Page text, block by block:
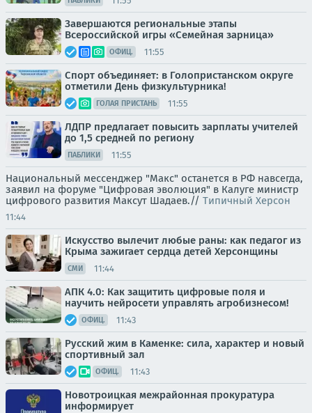
Завершаются региональные этапы
Всероссийской игры «Семейная зарница»
ОФИЦ. 11:55
Спорт объединяет: в Голопристанском округе
отметили День физкультурника!
ГОЛАЯ ПРИСТАНЬ 11:55
ЛДПР предлагает повысить зарплаты учителей
до 1,5 средней по региону
ПАБЛИКИ 11:55
Национальный мессенджер "Макс" останется в РФ навсегда,
заявил на форуме "Цифровая эволюция" в Калуге министр
цифрового развития Максут Шадаев.// Типичный Херсон
11:44
Искусство вылечит любые раны: как педагог из
Крыма зажигает сердца детей Херсонщины
СМИ 11:44
АПК 4.0: Как защитить цифровые поля и
научить нейросети управлять агробизнесом!
ОФИЦ. 11:43
Русский жим в Каменке: сила, характер и новый
спортивный зал
ОФИЦ. 11:43
Новотроицкая межрайонная прокуратура
информирует